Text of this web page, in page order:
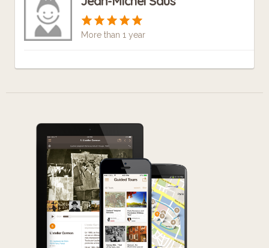
More than 1 year